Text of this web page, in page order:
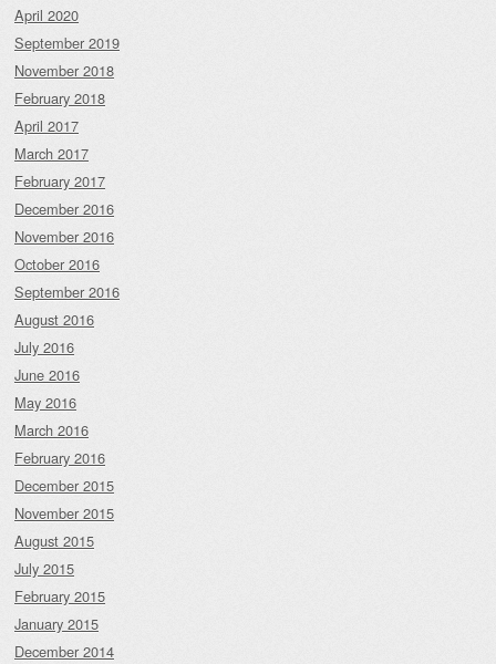
April 2020
September 2019
November 2018
February 2018
April 2017
March 2017
February 2017
December 2016
November 2016
October 2016
September 2016
August 2016
July 2016
June 2016
May 2016
March 2016
February 2016
December 2015
November 2015
August 2015
July 2015
February 2015
January 2015
December 2014